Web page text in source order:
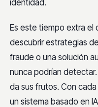
identidad.
Es este tiempo extra el
descubrir estrategias
fraude o una solución
nunca podrían
da sus frutos. Con
un sistema basado en